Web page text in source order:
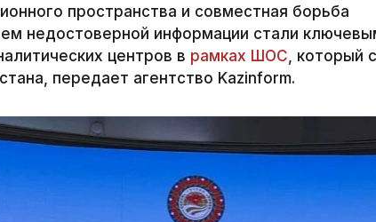
пространства и совместная борьба
недостоверной информации стали
центров в рамках ШОС, который
передает агентство Kazinform.